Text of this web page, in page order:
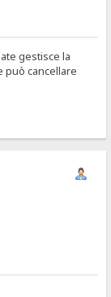
gestisce la
può cancellare